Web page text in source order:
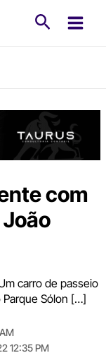
com
carro de passeio
Sólon […]
12:35 PM